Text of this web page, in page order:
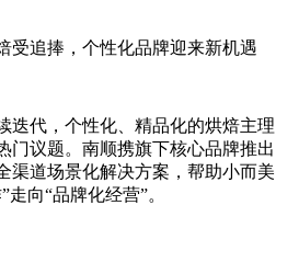
受追捧，个性化品牌迎来新机遇
迭代，个性化、精品化的烘焙主理
门议题。南顺携旗下核心品牌推出
渠道场景化解决方案，帮助小而美
向“品牌化经营”。